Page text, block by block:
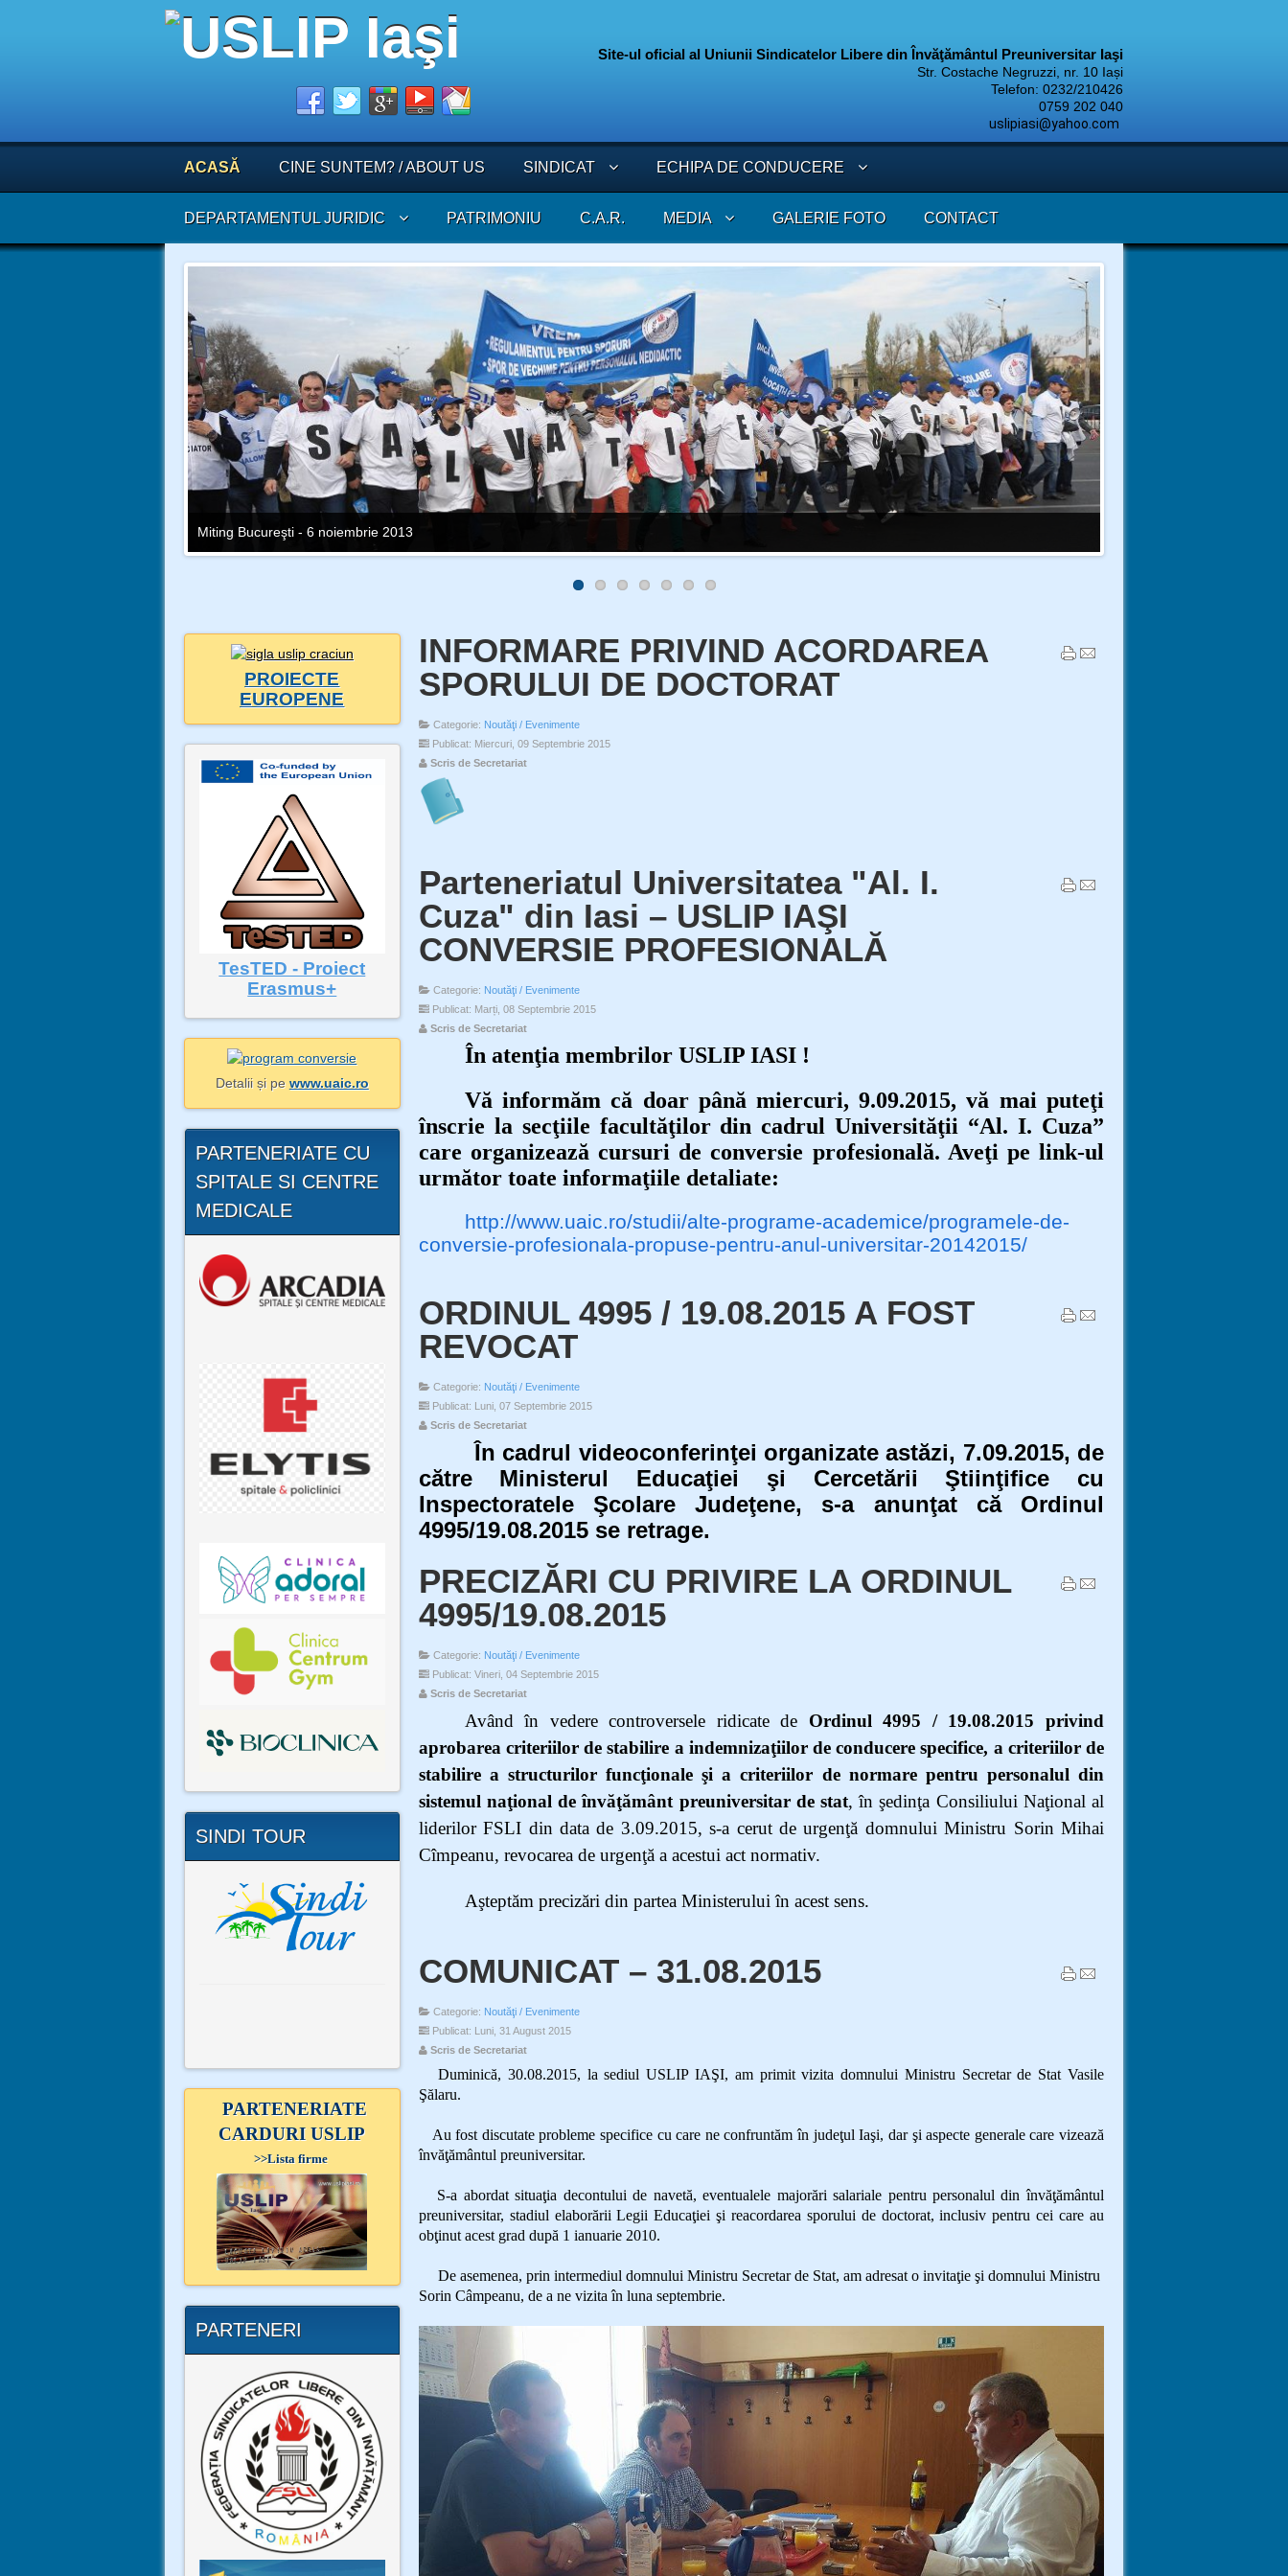
Site-ul oficial al Uniunii Sindicatelor Libere din Învăţământul Preuniversitar Iaşi
Str. Costache Negruzzi, nr. 10 Iași
Telefon: 0232/210426
0759 202 040
uslipiasi@yahoo.com
ACASĂ CINE SUNTEM? / ABOUT US SINDICAT ECHIPA DE CONDUCERE
DEPARTAMENTUL JURIDIC PATRIMONIU C.A.R. MEDIA GALERIE FOTO CONTACT
Miting Bucureşti - 6 noiembrie 2013
PROIECTE
EUROPENE
TesTED - Proiect
Erasmus+
Detalii și pe www.uaic.ro
PARTENERIATE CU
SPITALE SI CENTRE
MEDICALE
SINDI TOUR
PARTENERIATE
CARDURI USLIP
>>Lista firme
PARTENERI
INFORMARE PRIVIND ACORDAREA
SPORULUI DE DOCTORAT
Categorie: Noutăţi / Evenimente
Publicat: Miercuri, 09 Septembrie 2015
Scris de Secretariat
Parteneriatul Universitatea "Al. I.
Cuza" din Iasi – USLIP IAŞI
CONVERSIE PROFESIONALĂ
Categorie: Noutăţi / Evenimente
Publicat: Marți, 08 Septembrie 2015
Scris de Secretariat
În atenţia membrilor USLIP IASI !
Vă informăm că doar până miercuri, 9.09.2015, vă mai puteţi
înscrie la secţiile facultăţilor din cadrul Universităţii “Al. I. Cuza”
care organizează cursuri de conversie profesională. Aveţi pe link-ul
următor toate informaţiile detaliate:
http://www.uaic.ro/studii/alte-programe-academice/programele-de-
conversie-profesionala-propuse-pentru-anul-universitar-20142015/
ORDINUL 4995 / 19.08.2015 A FOST
REVOCAT
Categorie: Noutăţi / Evenimente
Publicat: Luni, 07 Septembrie 2015
Scris de Secretariat
În cadrul videoconferinţei organizate astăzi, 7.09.2015, de
către Ministerul Educaţiei şi Cercetării Ştiinţifice cu
Inspectoratele Şcolare Judeţene, s-a anunţat că Ordinul
4995/19.08.2015 se retrage.
PRECIZĂRI CU PRIVIRE LA ORDINUL
4995/19.08.2015
Categorie: Noutăţi / Evenimente
Publicat: Vineri, 04 Septembrie 2015
Scris de Secretariat
Având în vedere controversele ridicate de Ordinul 4995 / 19.08.2015 privind
aprobarea criteriilor de stabilire a indemnizaţiilor de conducere specifice, a criteriilor de
stabilire a structurilor funcţionale şi a criteriilor de normare pentru personalul din
sistemul naţional de învăţământ preuniversitar de stat, în şedinţa Consiliului Naţional al
liderilor FSLI din data de 3.09.2015, s-a cerut de urgenţă domnului Ministru Sorin Mihai
Cîmpeanu, revocarea de urgenţă a acestui act normativ.
Aşteptăm precizări din partea Ministerului în acest sens.
COMUNICAT – 31.08.2015
Categorie: Noutăţi / Evenimente
Publicat: Luni, 31 August 2015
Scris de Secretariat
Duminică, 30.08.2015, la sediul USLIP IAŞI, am primit vizita domnului Ministru Secretar de Stat Vasile
Şălaru.
Au fost discutate probleme specifice cu care ne confruntăm în judeţul Iaşi, dar şi aspecte generale care vizează
învăţământul preuniversitar.
S-a abordat situaţia decontului de navetă, eventualele majorări salariale pentru personalul din învăţământul
preuniversitar, stadiul elaborării Legii Educaţiei şi reacordarea sporului de doctorat, inclusiv pentru cei care au
obţinut acest grad după 1 ianuarie 2010.
De asemenea, prin intermediul domnului Ministru Secretar de Stat, am adresat o invitaţie şi domnului Ministru
Sorin Câmpeanu, de a ne vizita în luna septembrie.